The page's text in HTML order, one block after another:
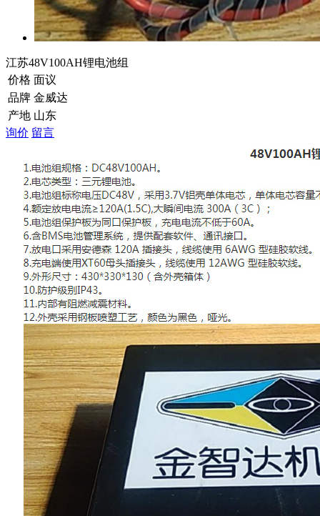
江苏48V100AH锂电池组
价格 面议
品牌 金威达
产地 山东
询价 留言